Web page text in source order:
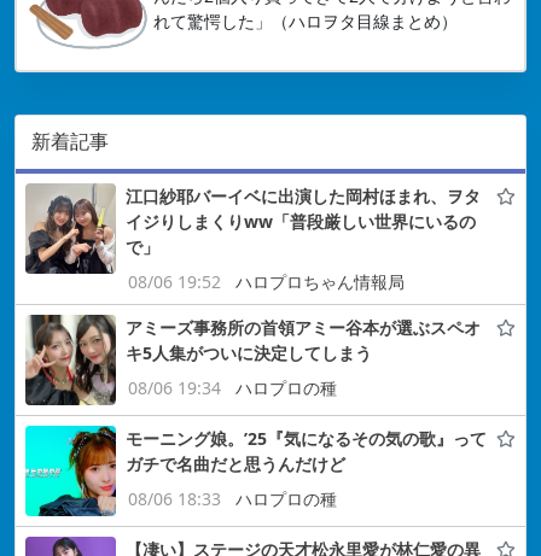
れて驚愕した」（ハロヲタ目線まとめ）
新着記事
江口紗耶バーイベに出演した岡村ほまれ、ヲタ
イジりしまくりww「普段厳しい世界にいるの
で」
08/06 19:52
ハロプロちゃん情報局
アミーズ事務所の首領アミー谷本が選ぶスペオ
キ5人集がついに決定してしまう
08/06 19:34
ハロプロの種
モーニング娘。’25『気になるその気の歌』って
ガチで名曲だと思うんだけど
08/06 18:33
ハロプロの種
【凄い】ステージの天才松永里愛が林仁愛の異